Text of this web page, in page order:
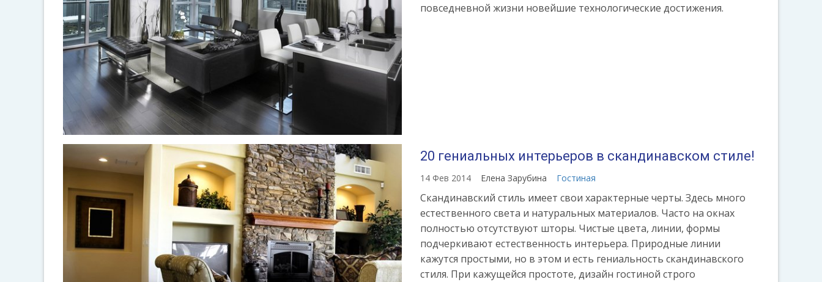
повседневной жизни новейшие технологические достижения.
20 гениальных интерьеров в скандинавском стиле!
14 Фев 2014 Елена Зарубина Гостиная
Скандинавский стиль имеет свои характерные черты. Здесь много
естественного света и натуральных материалов. Часто на окнах
полностью отсутствуют шторы. Чистые цвета, линии, формы
подчеркивают естественность интерьера. Природные линии
кажутся простыми, но в этом и есть гениальность скандинавского
стиля. При кажущейся простоте, дизайн гостиной строго